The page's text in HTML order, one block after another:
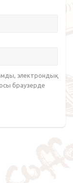
электрондық
браузерде